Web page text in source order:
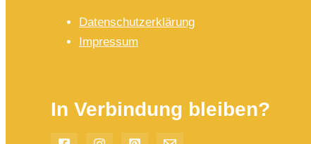
Datenschutzerklärung
Impressum
In Verbindung bleiben?